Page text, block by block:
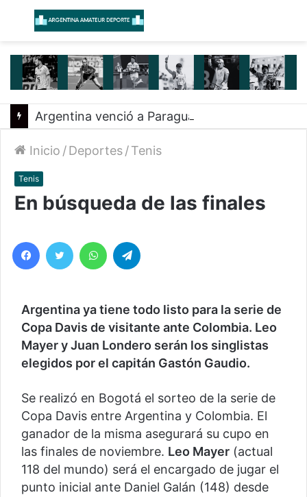
Menú
Inicio /Deportes/Tenis
Tenis
En búsqueda de las finales
Facebook
Twitter WhatsApp
Argentina ya tiene todo listo para la serie de
Copa Davis de visitante ante Colombia. Leo
Mayer y Juan Londero serán los singlistas
elegidos por el capitán Gastón Gaudio.
Se realizó en Bogotá el sorteo de la serie de
Copa Davis entre Argentina y Colombia. El
ganador de la misma asegurará su cupo en
las finales de noviembre. Leo Mayer (actual
118 del mundo) será el encargado de jugar el
punto inicial ante Daniel Galán (148) desde